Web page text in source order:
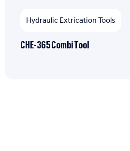
Hydraulic Extrication Tools
CHE-365 Combi Tool